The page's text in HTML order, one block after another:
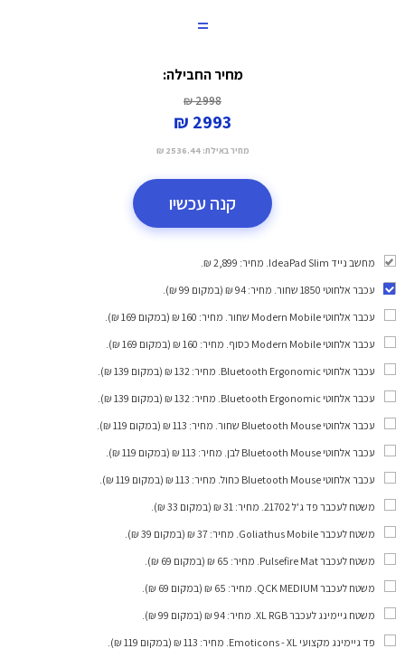
=
מחיר החבילה:
2998 ₪
2993 ₪
מחיר באילת: 2536.44 ₪
קנה עכשיו
מחשב נייד IdeaPad Slim. מחיר: 2,899 ₪.
עכבר אלחוטי 1850 שחור
. מחיר: 94 ₪ (במקום 99 ₪).
עכבר אלחוטי Modern Mobile שחור
. מחיר: 160 ₪ (במקום 169 ₪).
עכבר אלחוטי Modern Mobile כסוף
. מחיר: 160 ₪ (במקום 169 ₪).
עכבר אלחוטי Bluetooth Ergonomic
. מחיר: 132 ₪ (במקום 139 ₪).
עכבר אלחוטי Bluetooth Ergonomic
. מחיר: 132 ₪ (במקום 139 ₪).
עכבר אלחוטי Bluetooth Mouse שחור
. מחיר: 113 ₪ (במקום 119 ₪).
עכבר אלחוטי Bluetooth Mouse לבן
. מחיר: 113 ₪ (במקום 119 ₪).
עכבר אלחוטי Bluetooth Mouse כחול
. מחיר: 113 ₪ (במקום 119 ₪).
משטח לעכבר פד ג'ל 21702
. מחיר: 31 ₪ (במקום 33 ₪).
משטח לעכבר Goliathus Mobile
. מחיר: 37 ₪ (במקום 39 ₪).
משטח לעכבר Pulsefire Mat
. מחיר: 65 ₪ (במקום 69 ₪).
משטח לעכבר QCK MEDIUM
. מחיר: 65 ₪ (במקום 69 ₪).
משטח גיימינג לעכבר XL RGB
. מחיר: 94 ₪ (במקום 99 ₪).
פד גיימינג מקצועי Emoticons - XL
. מחיר: 113 ₪ (במקום 119 ₪).